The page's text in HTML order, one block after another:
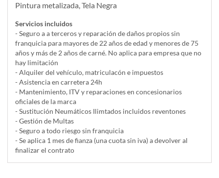
Pintura metalizada, Tela Negra
Servicios incluidos
- Seguro a a terceros y reparación de daños propios sin
franquicia para mayores de 22 años de edad y menores de 75
años y más de 2 años de carné. No aplica para empresa que no
hay limitación
- Alquiler del vehí­culo, matriculacón e impuestos
- Asistencia en carretera 24h
- Mantenimiento, ITV y reparaciones en concesionarios
oficiales de la marca
- Sustitución Neumáticos Ilimtados incluidos reventones
- Gestión de Multas
- Seguro a todo riesgo sin franquicia
- Se aplica 1 mes de fianza (una cuota sin iva) a devolver al
finalizar el contrato